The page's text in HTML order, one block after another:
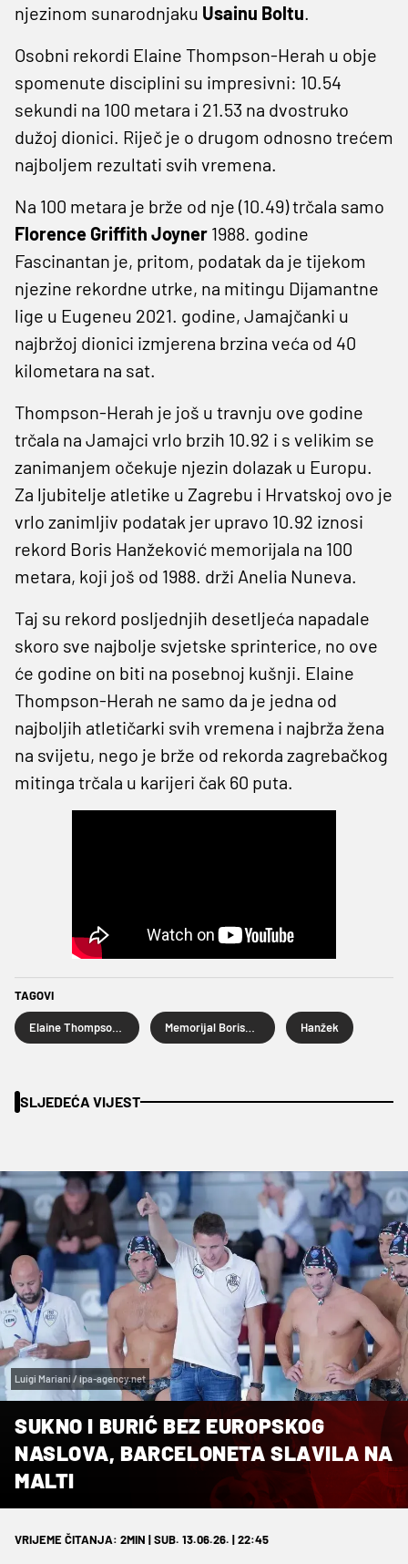
njezinom sunarodnjaku Usainu Boltu.
Osobni rekordi Elaine Thompson-Herah u obje
spomenute disciplini su impresivni: 10.54
sekundi na 100 metara i 21.53 na dvostruko
dužoj dionici. Riječ je o drugom odnosno trećem
najboljem rezultati svih vremena.
Na 100 metara je brže od nje (10.49) trčala samo
Florence Griffith Joyner 1988. godine
Fascinantan je, pritom, podatak da je tijekom
njezine rekordne utrke, na mitingu Dijamantne
lige u Eugeneu 2021. godine, Jamajčanki u
najbržoj dionici izmjerena brzina veća od 40
kilometara na sat.
Thompson-Herah je još u travnju ove godine
trčala na Jamajci vrlo brzih 10.92 i s velikim se
zanimanjem očekuje njezin dolazak u Europu.
Za ljubitelje atletike u Zagrebu i Hrvatskoj ovo je
vrlo zanimljiv podatak jer upravo 10.92 iznosi
rekord Boris Hanžeković memorijala na 100
metara, koji još od 1988. drži Anelia Nuneva.
Taj su rekord posljednjih desetljeća napadale
skoro sve najbolje svjetske sprinterice, no ove
će godine on biti na posebnoj kušnji. Elaine
Thompson-Herah ne samo da je jedna od
najboljih atletičarki svih vremena i najbrža žena
na svijetu, nego je brže od rekorda zagrebačkog
mitinga trčala u karijeri čak 60 puta.
TAGOVI
Hanžek
SLJEDEĆA VIJEST
Luigi Mariani / ipa-agency.net
SUKNO I BURIĆ BEZ EUROPSKOG
NASLOVA, BARCELONETA SLAVILA NA
MALTI
VRIJEME ČITANJA: 2MIN | SUB. 13.06.26. | 22:45